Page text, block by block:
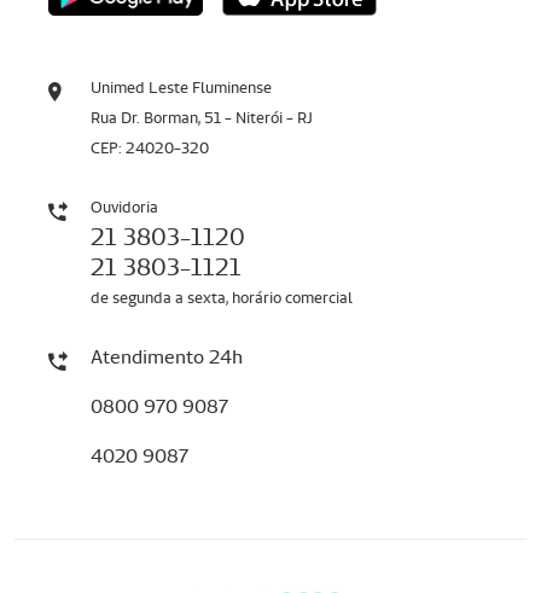
Unimed Leste Fluminense
Rua Dr. Borman, 51 - Niterói - RJ
CEP: 24020-320
Ouvidoria
21 3803-1120
21 3803-1121
de segunda a sexta, horário comercial
Atendimento 24h
0800 970 9087
4020 9087